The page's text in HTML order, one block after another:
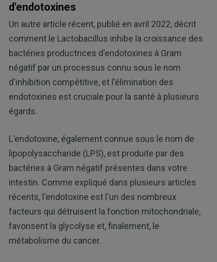
d'endotoxines
Un autre article récent, publié en avril 2022, décrit
comment le Lactobacillus inhibe la croissance des
bactéries productrices d'endotoxines à Gram
négatif par un processus connu sous le nom
d'inhibition compétitive, et l'élimination des
endotoxines est cruciale pour la santé à plusieurs
égards.
L'endotoxine, également connue sous le nom de
lipopolysaccharide (LPS), est produite par des
bactéries à Gram négatif présentes dans votre
intestin. Comme expliqué dans plusieurs articles
récents, l'endotoxine est l'un des nombreux
facteurs qui détruisent la fonction mitochondriale,
favorisent la glycolyse et, finalement, le
métabolisme du cancer.